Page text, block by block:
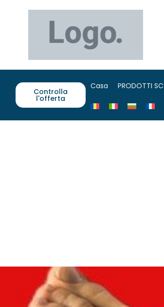
Controlla
l'offerta
Casa PRODOTTI